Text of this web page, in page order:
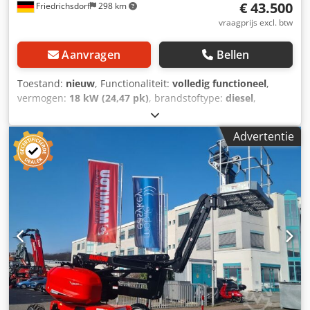
Friedrichsdorf 298 km € 43.500
vraagprijs excl. btw
Aanvragen Bellen
Toestand: nieuw, Functionaliteit: volledig functioneel,
vermogen: 18 kW (24,47 pk), brandstoftype: diesel,
, hefhoogte:
2023, bedrijfsturen:5 h, totale lengte:3.458 mm,
bouwhoogte:
Diesel,
draagvermogen:1.270 kg , bouwbreedte:1.100 mm, Lader
Transmissie: Hydrostaat Snelheidsklasse: 20 Conditie:
Nieuwe machine Crsdpfx Aowzdprol Aof Technische staat:
Nieuw Type voorbanden: Pneumatisch Grootte
voorbanden: Banden SL profiel 31x15.5-15 Conditie
voorbanden: 80 - 100% Achterbanden Type: Lucht
Achterbanden Maat: SL profiel 31x15.5-15 banden
Achterbanden Conditie: 80 - 100% 3e ventiel, verwarming,
STVZO, volledige cabine, buitenspiegels, joystick,
Advertentie